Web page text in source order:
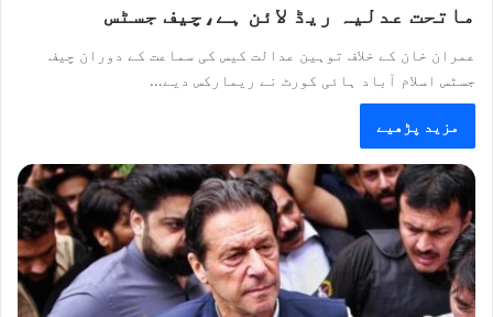
ماتحت عدلیہ ریڈ لائن ہے،چیف جسٹس
عمران خان کے خلاف توہین عدالت کیس کی سماعت کے دوران چیف
جسٹس اسلام آباد ہائی کورٹ نے ریمارکس دیے…
مزید پڑھیے